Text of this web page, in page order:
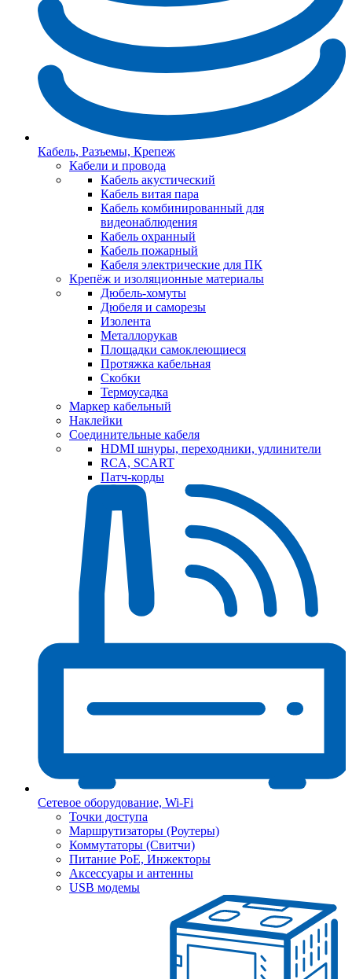
Кабель, Разъемы, Крепеж
Кабели и провода
Кабель акустический
Кабель витая пара
Кабель комбинированный для
видеонаблюдения
Кабель охранный
Кабель пожарный
Кабеля электрические для ПК
Крепёж и изоляционные материалы
Дюбель-хомуты
Дюбеля и саморезы
Изолента
Металлорукав
Площадки самоклеющиеся
Протяжка кабельная
Скобки
Термоусадка
Маркер кабельный
Наклейки
Соединительные кабеля
HDMI шнуры, переходники, удлинители
RCA, SCART
Патч-корды
Сетевое оборудование, Wi-Fi
Точки доступа
Маршрутизаторы (Роутеры)
Коммутаторы (Свитчи)
Питание PoE, Инжекторы
Аксессуары и антенны
USB модемы